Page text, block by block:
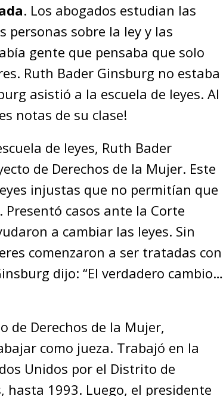
. Los abogados estudian las
personas sobre la ley y las
gente que pensaba que solo
Ruth Bader Ginsburg no estaba
asistió a la escuela de leyes. Al
notas de su clase!
de leyes, Ruth Bader
de Derechos de la Mujer. Este
injustas que no permitían que
casos ante la Corte
a cambiar las leyes. Sin
comenzaron a ser tratadas con
dijo: “El verdadero cambio…
de Derechos de la Mujer,
como jueza. Trabajó en la
Unidos por el Distrito de
1993. Luego, el presidente